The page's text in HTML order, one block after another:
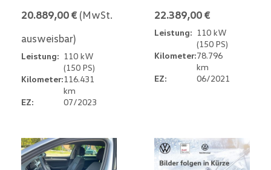
20.889,00 € (MwSt.
ausweisbar)
Leistung: 110 kW
(150 PS)
Kilometer:116.431
km
EZ:
07/2023
22.389,00 €
Leistung: 110 kW
(150 PS)
Kilometer:78.796
km
EZ:
06/2021